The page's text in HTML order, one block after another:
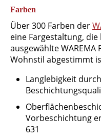
Farben
Über 300 Farben der
eine Fargestaltung,
ausgewählte
Wohnstil abgestimmt
Langlebigkeit
Vorbeschichtung
631